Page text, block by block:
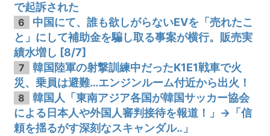
で起訴された
6
中国にて、誰も欲しがらないEVを「売れたこ
と」にして補助金を騙し取る事案が横行。販売実
績水増し [8/7]
7
韓国陸軍の射撃訓練中だったK1E1戦車で火
災、乗員は避難…エンジンルーム付近から出火！
8
韓国人「東南アジア各国が韓国サッカー協会
による日本人や外国人審判接待を報道！」→「信
頼を揺るがす深刻なスキャンダル‥」